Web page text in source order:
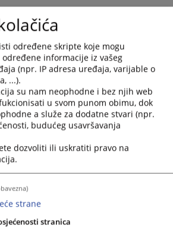
question
mark
key
to
get
the
keyboard
shortcuts
for
changing
određene skripte koje mogu
informacije iz vašeg
(npr. IP adresa uređaja, varijable o
...).
su nam neophodne i bez njih web
u svom punom obimu, dok
a služe za dodatne stvari (npr.
budućeg usavršavanja
dozvoliti ili uskratiti pravo na
strane
stranica